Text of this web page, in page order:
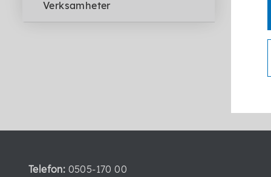
Verksamheter
Telefon: 0505-170 00